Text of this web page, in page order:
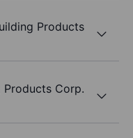
Products
Products Corp.